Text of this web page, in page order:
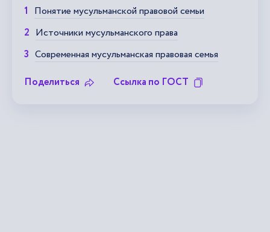
Понятие мусульманской правовой семьи
Источники мусульманского права
Современная мусульманская правовая семья
Поделиться
Ссылка по ГОСТ